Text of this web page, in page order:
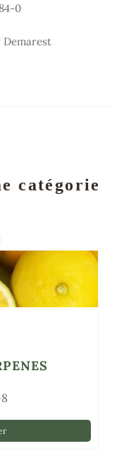
0
Demarest
catégorie